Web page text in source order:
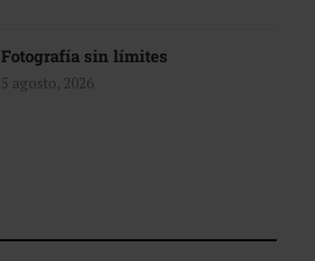
Fotografía sin límites
5 agosto, 2026